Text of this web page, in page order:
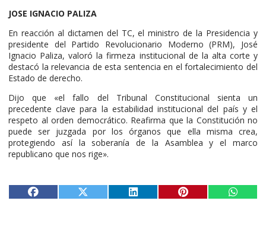
JOSE IGNACIO PALIZA
En reacción al dictamen del TC, el ministro de la Presidencia y
presidente del Partido Revolucionario Moderno (PRM), José
Ignacio Paliza, valoró la firmeza institucional de la alta corte y
destacó la relevancia de esta sentencia en el fortalecimiento del
Estado de derecho.
Dijo que «el fallo del Tribunal Constitucional sienta un
precedente clave para la estabilidad institucional del país y el
respeto al orden democrático. Reafirma que la Constitución no
puede ser juzgada por los órganos que ella misma crea,
protegiendo así la soberanía de la Asamblea y el marco
republicano que nos rige».